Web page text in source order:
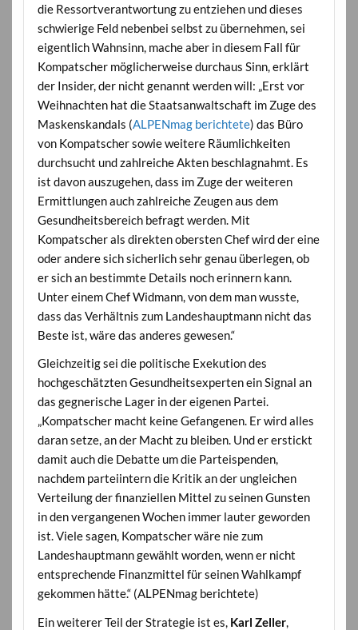
die Ressortverantwortung zu entziehen und dieses
schwierige Feld nebenbei selbst zu übernehmen, sei
eigentlich Wahnsinn, mache aber in diesem Fall für
Kompatscher möglicherweise durchaus Sinn, erklärt
der Insider, der nicht genannt werden will: „Erst vor
Weihnachten hat die Staatsanwaltschaft im Zuge des
Maskenskandals (ALPENmag berichtete) das Büro
von Kompatscher sowie weitere Räumlichkeiten
durchsucht und zahlreiche Akten beschlagnahmt. Es
ist davon auszugehen, dass im Zuge der weiteren
Ermittlungen auch zahlreiche Zeugen aus dem
Gesundheitsbereich befragt werden. Mit
Kompatscher als direkten obersten Chef wird der eine
oder andere sich sicherlich sehr genau überlegen, ob
er sich an bestimmte Details noch erinnern kann.
Unter einem Chef Widmann, von dem man wusste,
dass das Verhältnis zum Landeshauptmann nicht das
Beste ist, wäre das anderes gewesen.“
Gleichzeitig sei die politische Exekution des
hochgeschätzten Gesundheitsexperten ein Signal an
das gegnerische Lager in der eigenen Partei.
„Kompatscher macht keine Gefangenen. Er wird alles
daran setze, an der Macht zu bleiben. Und er erstickt
damit auch die Debatte um die Parteispenden,
nachdem parteiintern die Kritik an der ungleichen
Verteilung der finanziellen Mittel zu seinen Gunsten
in den vergangenen Wochen immer lauter geworden
ist. Viele sagen, Kompatscher wäre nie zum
Landeshauptmann gewählt worden, wenn er nicht
entsprechende Finanzmittel für seinen Wahlkampf
gekommen hätte.“ (ALPENmag berichtete)
Ein weiterer Teil der Strategie ist es, Karl Zeller,